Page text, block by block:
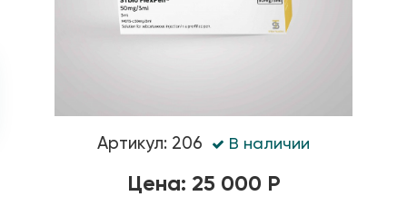
Артикул: 206 В наличии
Цена: 25 000 Р